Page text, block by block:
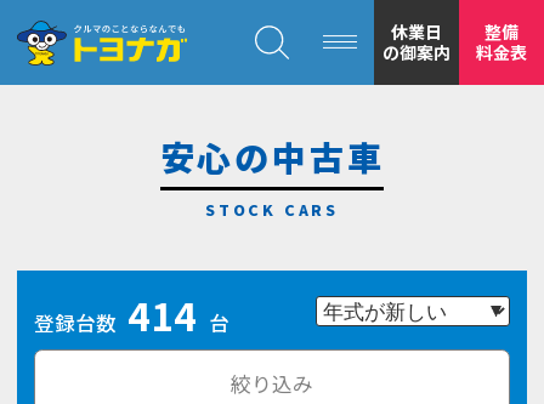
安心の
休業日
の御案内
整備
料金表
安心の中古車
登録台数 414 台
絞り込み